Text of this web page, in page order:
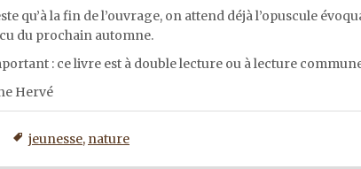
qu’à la fin de l’ouvrage, on attend déjà l’opuscule
du prochain automne.
: ce livre est à double lecture ou à lecture
Hervé
jeunesse, nature